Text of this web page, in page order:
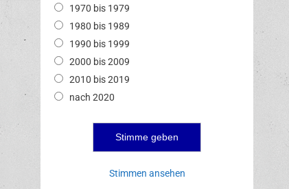
1970 bis 1979
1980 bis 1989
1990 bis 1999
2000 bis 2009
2010 bis 2019
nach 2020
Stimmen ansehen